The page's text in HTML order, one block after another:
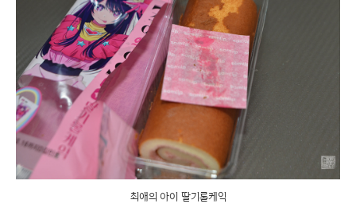
최애의 아이 딸기롤케익